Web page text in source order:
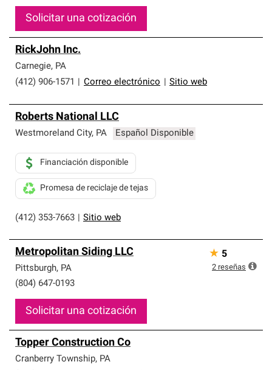
Solicitar una cotización
RickJohn Inc.
Carnegie, PA
(412) 906-1571
Correo electrónico Sitio web
Roberts National LLC
Westmoreland City, PA Español Disponible
(412) 353-7663 Sitio web
Financiación disponible
Promesa de reciclaje de tejas
Metropolitan Siding LLC
Pittsburgh, PA
(804) 647-0193
Solicitar una cotización
★ 5
2 reseñas
Topper Construction Co
Cranberry Township, PA